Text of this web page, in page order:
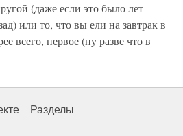
(даже если это было лет
или то, что вы ели на завтрак в
всего, первое (ну разве что в
Разделы